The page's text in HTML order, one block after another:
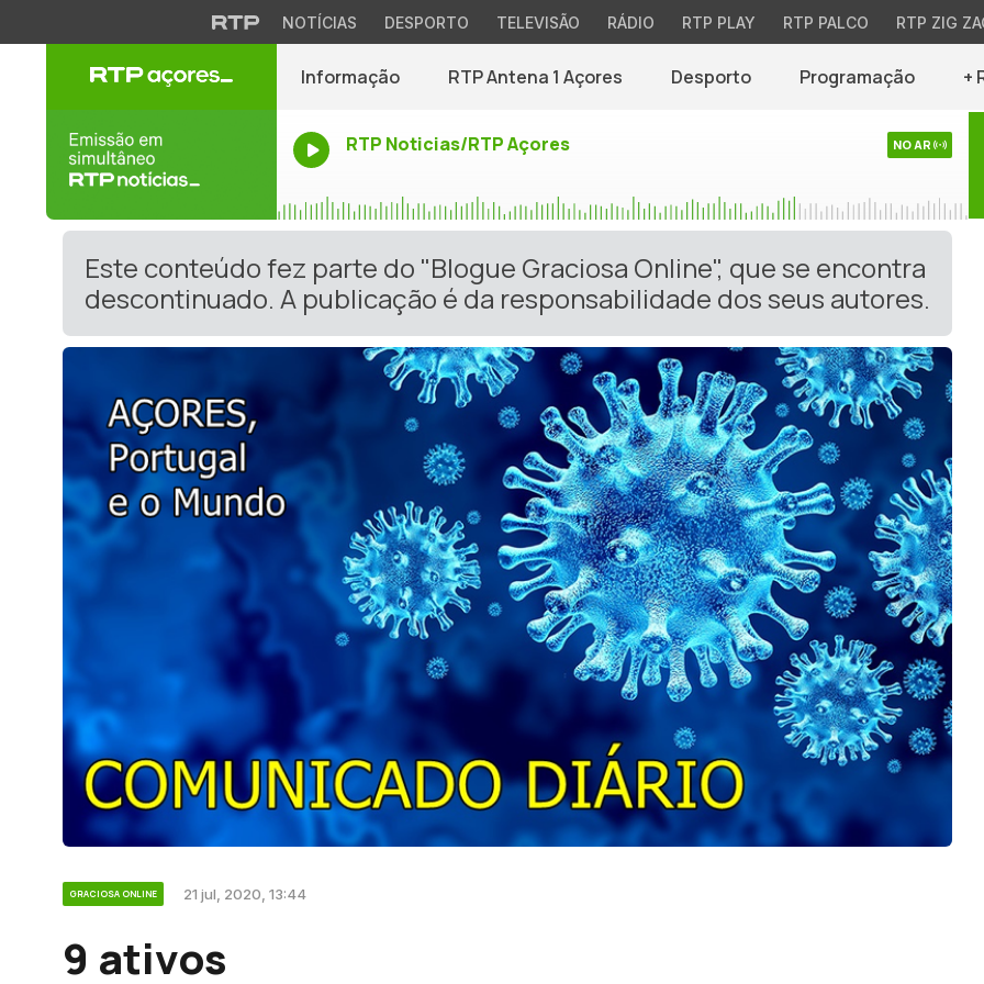
NOTÍCIAS DESPORTO TELEVISÃO RÁDIO RTP PLAY RTP PALCO RTP ZIG
Informação RTP Antena 1 Açores Desporto Programação +
RTP Noticias/RTP Açores NO AR
Este conteúdo fez parte do "Blogue Graciosa Online", que se encontra
descontinuado. A publicação é da responsabilidade dos seus autores.
GRACIOSA ONLINE 21 jul, 2020, 13:44
9 ativos